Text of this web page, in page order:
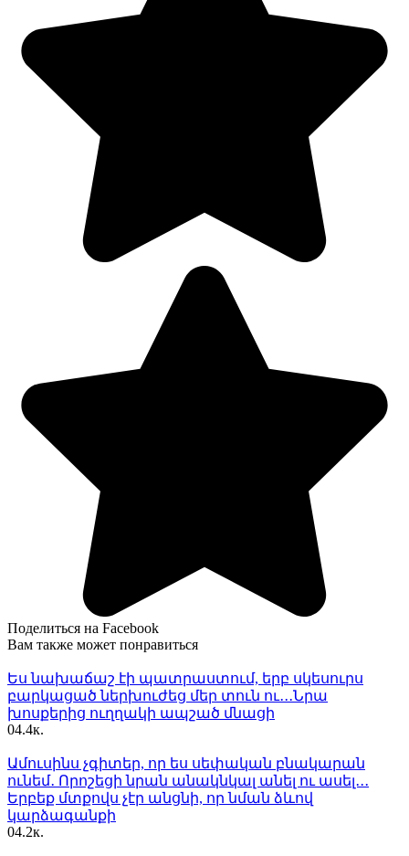
Поделиться на Facebook
Вам также может понравиться
Ես նախաճաշ էի պատրաստում, երբ սկեսուրս
բարկացած ներխուժեց մեր տուն ու․․․Նրա
խոսքերից ուղղակի ապշած մնացի
04.4к.
Ամուսինս չգիտեր, որ ես սեփական բնակարան
ունեմ․ Որոշեցի նրան անակնկալ անել ու ասել․․․
Երբեք մտքովս չէր անցնի, որ նման ձևով
կարձագանքի
04.2к.